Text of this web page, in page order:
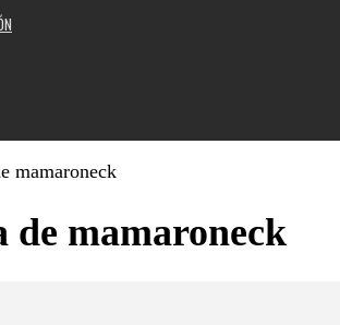
mamaroneck
de mamaroneck